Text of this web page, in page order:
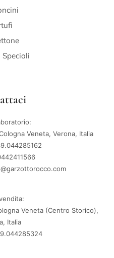
Veneta, Verona, Italia
Veneta (Centro Storico),
Italia